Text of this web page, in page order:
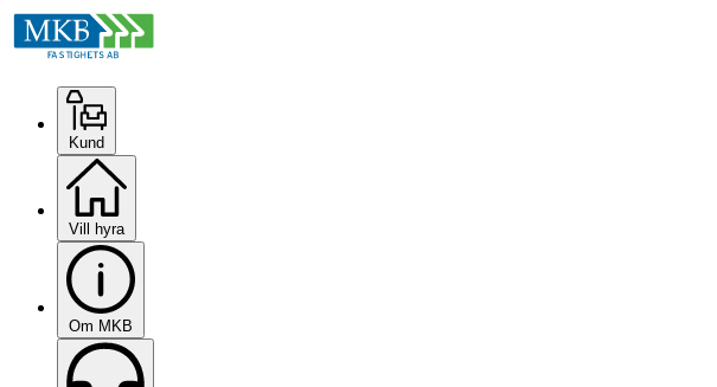
Kund
Vill hyra
Om MKB